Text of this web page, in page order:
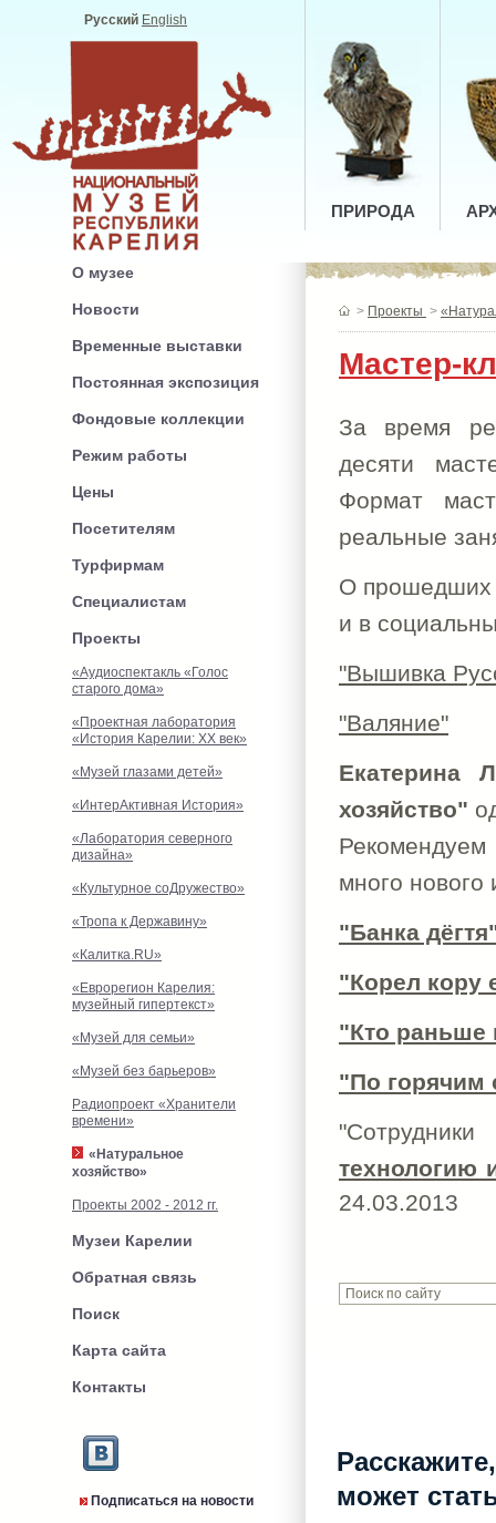
Русский English
ПРИРОДА
О музее
Новости
Временные выставки
Постоянная экспозиция
Фондовые коллекции
Режим работы
Цены
Посетителям
Турфирмам
Специалистам
Проекты
«Аудиоспектакль «Голос
старого дома»
«Проектная лаборатория
«История Карелии: XX век»
«Музей глазами детей»
«ИнтерАктивная История»
«Лаборатория северного
дизайна»
«Культурное соДружество»
«Тропа к Державину»
«Калитка.RU»
«Еврорегион Карелия:
музейный гипертекст»
«Музей для семьи»
«Музей без барьеров»
Радиопроект «Хранители
времени»
«Натуральное
хозяйство»
Проекты 2002 - 2012 гг.
Музеи Карелии
Обратная связь
Поиск
Карта сайта
Контакты
Подписаться на новости
> Проекты >
Мастер-
За время
десяти
Формат
реальные
О прошедших
и в
"Вышивка
"Валяние"
Екатерина
хозяйство"
много нового
"Банка
"Корел кору
"Кто раньше
"По горячим
технологию
24.03.2013
может